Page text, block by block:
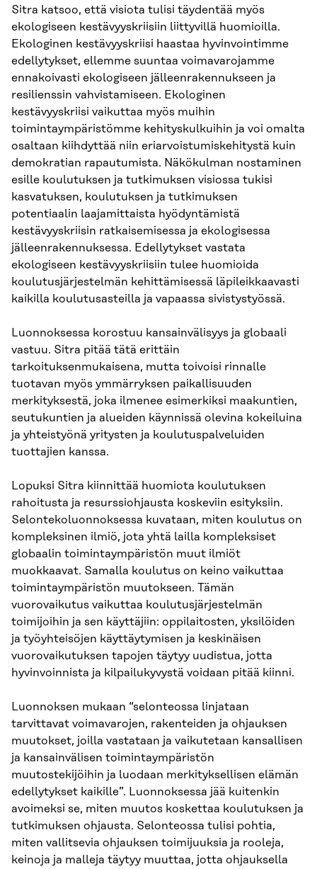
Sitra katsoo, että visiota tulisi täydentää myös
ekologiseen kestävyyskriisiin liittyvillä huomioilla.
Ekologinen kestävyyskriisi haastaa hyvinvointimme
edellytykset, ellemme suuntaa voimavarojamme
ennakoivasti ekologiseen jälleenrakennukseen ja
resilienssin vahvistamiseen. Ekologinen
kestävyyskriisi vaikuttaa myös muihin
toimintaympäristömme kehityskulkuihin ja voi omalta
osaltaan kiihdyttää niin eriarvoistumiskehitystä kuin
demokratian rapautumista. Näkökulman nostaminen
esille koulutuksen ja tutkimuksen visiossa tukisi
kasvatuksen, koulutuksen ja tutkimuksen
potentiaalin laajamittaista hyödyntämistä
kestävyyskriisin ratkaisemisessa ja ekologisessa
jälleenrakennuksessa. Edellytykset vastata
ekologiseen kestävyyskriisiin tulee huomioida
koulutusjärjestelmän kehittämisessä läpileikkaavasti
kaikilla koulutusasteilla ja vapaassa sivistystyössä.
Luonnoksessa korostuu kansainvälisyys ja globaali
vastuu. Sitra pitää tätä erittäin
tarkoituksenmukaisena, mutta toivoisi rinnalle
tuotavan myös ymmärryksen paikallisuuden
merkityksestä, joka ilmenee esimerkiksi maakuntien,
seutukuntien ja alueiden käynnissä olevina kokeiluina
ja yhteistyönä yritysten ja koulutuspalveluiden
tuottajien kanssa.
Lopuksi Sitra kiinnittää huomiota koulutuksen
rahoitusta ja resurssiohjausta koskeviin esityksiin.
Selontekoluonnoksessa kuvataan, miten koulutus on
kompleksinen ilmiö, jota yhtä lailla kompleksiset
globaalin toimintaympäristön muut ilmiöt
muokkaavat. Samalla koulutus on keino vaikuttaa
toimintaympäristön muutokseen. Tämän
vuorovaikutus vaikuttaa koulutusjärjestelmän
toimijoihin ja sen käyttäjiin: oppilaitosten, yksilöiden
ja työyhteisöjen käyttäytymisen ja keskinäisen
vuorovaikutuksen tapojen täytyy uudistua, jotta
hyvinvoinnista ja kilpailukyvystä voidaan pitää kiinni.
Luonnoksen mukaan “selonteossa linjataan
tarvittavat voimavarojen, rakenteiden ja ohjauksen
muutokset, joilla vastataan ja vaikutetaan kansallisen
ja kansainvälisen toimintaympäristön
muutostekijöihin ja luodaan merkityksellisen elämän
edellytykset kaikille”. Luonnoksessa jää kuitenkin
avoimeksi se, miten muutos koskettaa koulutuksen ja
tutkimuksen ohjausta. Selonteossa tulisi pohtia,
miten vallitsevia ohjauksen toimijuuksia ja rooleja,
keinoja ja malleja täytyy muuttaa, jotta ohjauksella